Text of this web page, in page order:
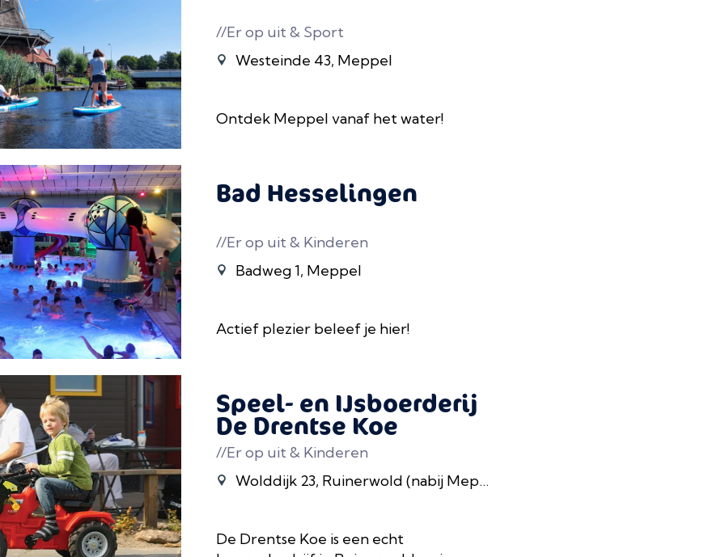
//Er op uit & Sport
Westeinde 43, Meppel
Ontdek Meppel vanaf het water!
Bad Hesselingen
//Er op uit & Kinderen
Badweg 1, Meppel
Actief plezier beleef je hier!
Speel- en IJsboerderij
De Drentse Koe
//Er op uit & Kinderen
Wolddijk 23, Ruinerwold (nabij Meppel)
De Drentse Koe is een echt